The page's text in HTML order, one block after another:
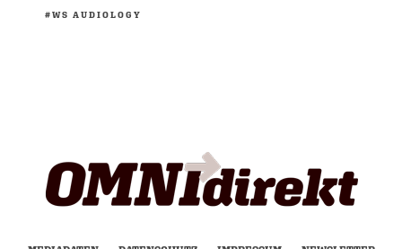
WS AUDIOLOGY